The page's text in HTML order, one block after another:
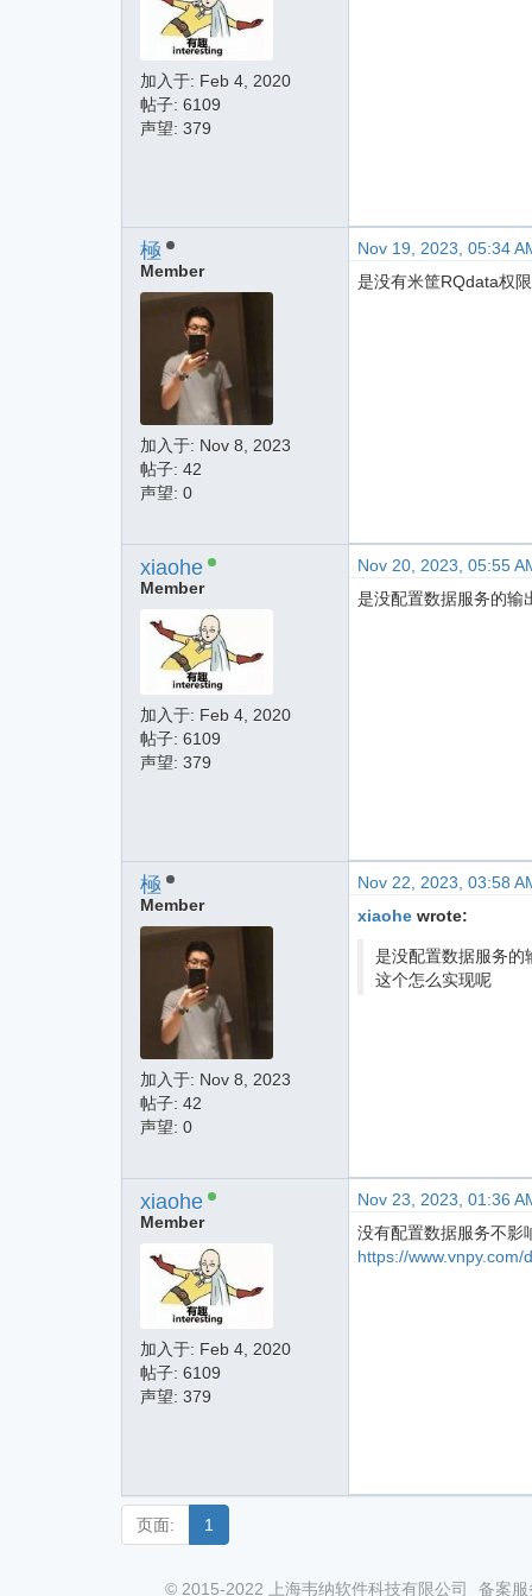
加入于: Feb 4, 2020
帖子: 6109
声望: 379
極
Member
加入于: Nov 8, 2023
帖子: 42
声望: 0
Nov 19, 2023, 05:34
是没有米筐RQdata权
xiaohe
Member
加入于: Feb 4, 2020
帖子: 6109
声望: 379
Nov 20, 2023, 05:55
是没配置数据服务的输
極
Member
加入于: Nov 8, 2023
帖子: 42
声望: 0
Nov 22, 2023, 03:58
xiaohewrote:
是没配置数据服务的
这个怎么实现呢
xiaohe
Member
加入于: Feb 4, 2020
帖子: 6109
声望: 379
Nov 23, 2023, 01:36
没有配置数据服务不影
https://
页面: 1
© 2015-2022 上海韦纳软件科技有限公司 备案